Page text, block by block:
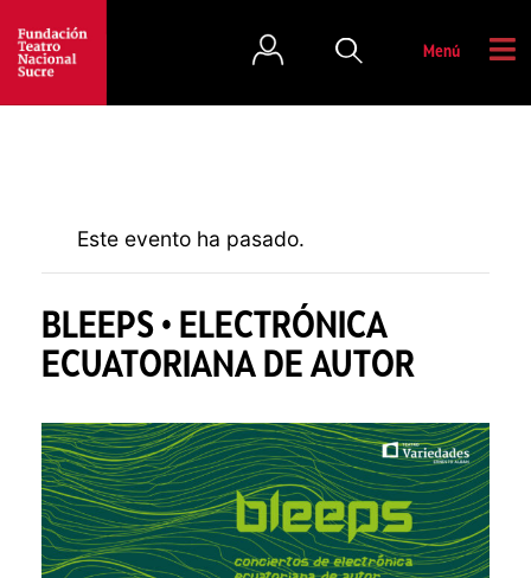
Menú
Este evento ha pasado.
BLEEPS • ELECTRÓNICA
ECUATORIANA DE AUTOR